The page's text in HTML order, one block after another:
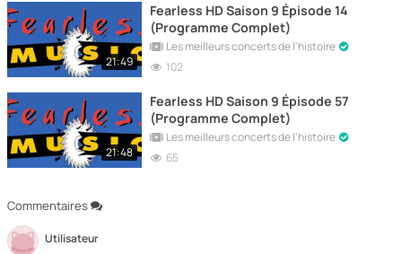
Commentaires
Utilisateur
21:49
Fearless HD Saison 9 Épisode 14
(Programme Complet)
Les meilleurs concerts de l'histoire
102
21:48
Fearless HD Saison 9 Épisode 57
(Programme Complet)
Les meilleurs concerts de l'histoire
65